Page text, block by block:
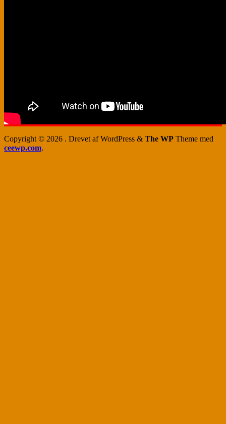
Copyright © 2026 . Drevet af WordPress & The WP Theme med
ceewp.com.